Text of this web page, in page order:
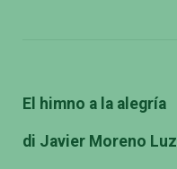
El himno a la alegría
di Javier Moreno Luz